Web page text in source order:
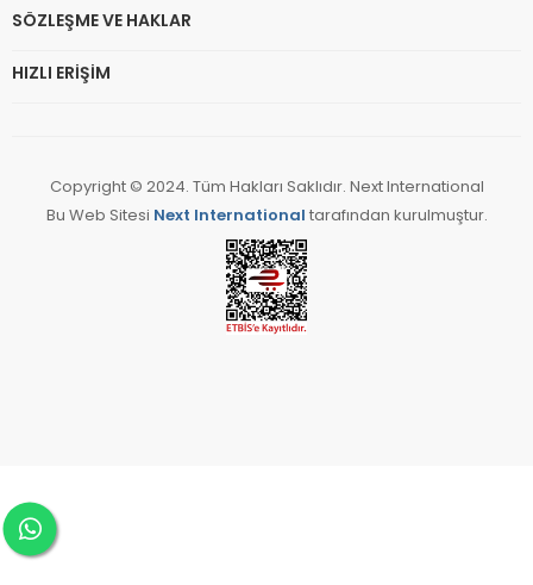
SÖZLEŞME VE HAKLAR
HIZLI ERIŞIM
Copyright © 2024. Tüm Hakları Saklıdır. Next International
Bu Web Sitesi Next International tarafından kurulmuştur.